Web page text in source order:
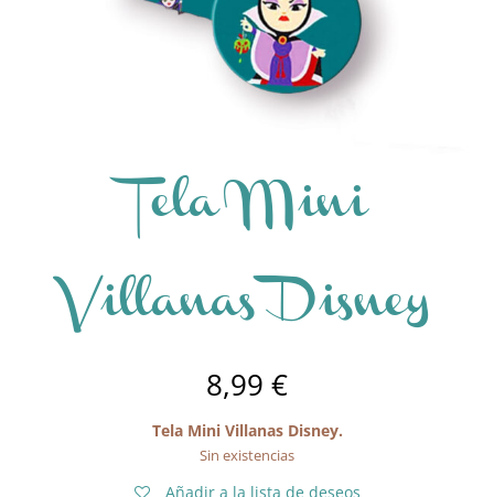
Tela Mini
Villanas Disney
8,99 €
Tela Mini Villanas Disney.
Sin existencias
Añadir a la lista de deseos